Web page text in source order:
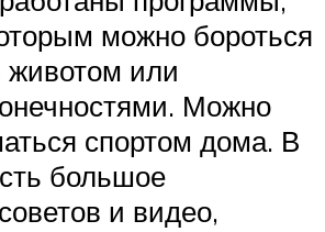
можно бороться
или
Можно
спортом дома. В
большое
и видео,